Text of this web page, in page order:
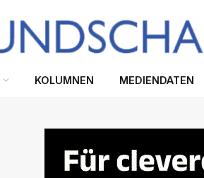
KOLUMNEN MEDIENDATEN